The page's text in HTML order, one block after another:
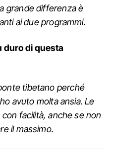
grande differenza è
ai due programmi.
duro di questa
tibetano perché
avuto molta ansia. Le
facilità, anche se non
il massimo.